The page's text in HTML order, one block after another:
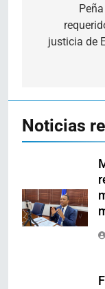
justicia de
Noticias